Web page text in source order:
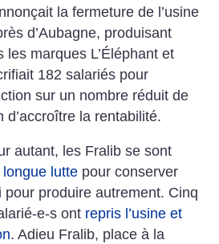
la fermeture de l’usine
d’Aubagne, produisant
les marques L’Éléphant et
182 salariés pour
sur un nombre réduit de
d’accroître la rentabilité.
autant, les Fralib se sont
longue lutte pour conserver
pour produire autrement. Cinq
e-s ont repris l’usine et
. Adieu Fralib, place à la